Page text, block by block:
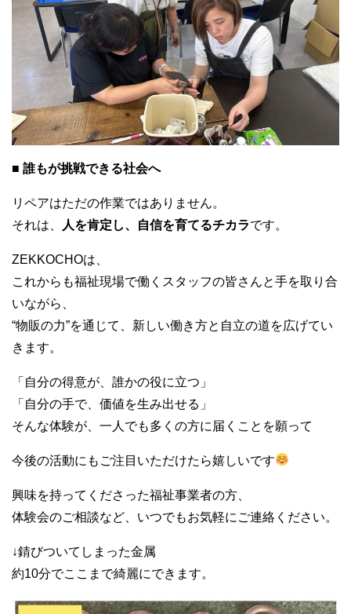
■ 誰もが挑戦できる社会へ
リペアはただの作業ではありません。
それは、
人を肯定し、自信を育てるチカラです。
ZEKKOCHOは、
これからも福祉現場で働くスタッフの皆さんと手を取り合
いながら、
“物販の力”を通じて、新しい働き方と自立の道を広げてい
きます。
「自分の得意が、誰かの役に立つ」
「自分の手で、価値を生み出せる」
そんな体験が、一人でも多くの方に届くことを願って
今後の活動にもご注目いただけたら嬉しいです
興味を持ってくださった福祉事業者の方、
体験会のご相談など、いつでもお気軽にご連絡ください。
↓錆びついてしまった金属
約10分でここまで綺麗にできます。